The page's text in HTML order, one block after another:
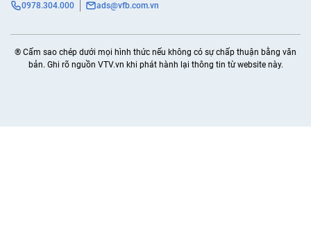
0978.304.000
ads@vfb.com.vn
® Cấm sao chép dưới mọi hình thức nếu không có sự chấp thuận bằng văn
bản. Ghi rõ nguồn VTV.vn khi phát hành lại thông tin từ website này.